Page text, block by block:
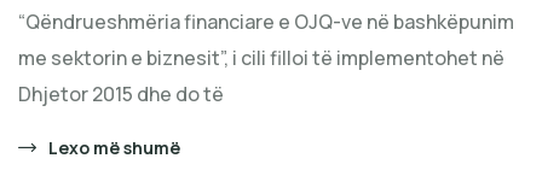
“Qëndrueshmëria financiare e OJQ-ve në bashkëpunim
me sektorin e biznesit”, i cili filloi të implementohet në
Dhjetor 2015 dhe do të
Lexo më shumë